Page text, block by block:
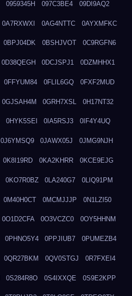
0959345H 097C3BE4 09DI9AQ2
0A7RXWXI 0AG4NTTC 0AYXMFKC
0BPJ04DK 0BSHJVOT 0C9RGFN6
0D38QEGH 0DCJSPJ1 0DZMHHX1
0FFYUM84 0FLIL6GQ 0FXF2MUD
0GJSAH4M 0GRH7XSL 0H17NT32
0HYK5SEI 0IA5RSJ3 0IF4Y4UQ
0J6YMSQ9 0JAWX05J 0JMG9NJH
0K8I19RD 0KA2KHRR 0KCE9EJG
0KO7R0BZ 0LA240G7 0LIQ91PM
0M40H0CT 0MCMJJJP 0N1LZI50
0O1D2CFA 0O3VCZC0 0OY5HHNM
0PHNO5Y4 0PPJIUB7 0PUMEZB4
0QR27BKM 0QV0STGJ 0R7FXEI4
0S284R8O 0S4IXXQE 0S9E2KPP